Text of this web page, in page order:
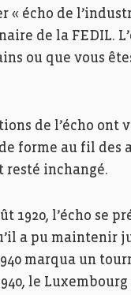
« écho de
de la FEDIL.
ou que vous
de l’écho ont
forme au fil des
resté inchangé.
1920, l’écho se
a pu maintenir
marqua un
le